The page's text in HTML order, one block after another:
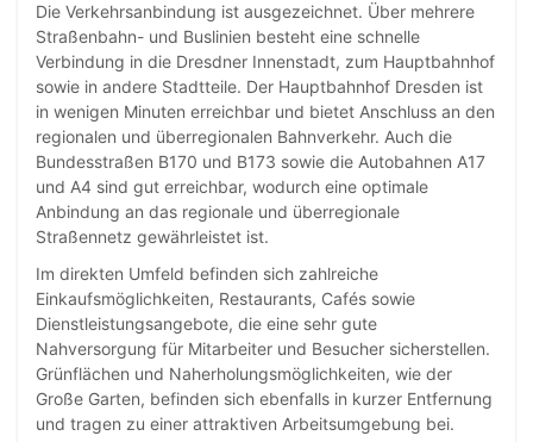
Die Verkehrsanbindung ist ausgezeichnet. Über mehrere
Straßenbahn- und Buslinien besteht eine schnelle
Verbindung in die Dresdner Innenstadt, zum Hauptbahnhof
sowie in andere Stadtteile. Der Hauptbahnhof Dresden ist
in wenigen Minuten erreichbar und bietet Anschluss an den
regionalen und überregionalen Bahnverkehr. Auch die
Bundesstraßen B170 und B173 sowie die Autobahnen A17
und A4 sind gut erreichbar, wodurch eine optimale
Anbindung an das regionale und überregionale
Straßennetz gewährleistet ist.
Im direkten Umfeld befinden sich zahlreiche
Einkaufsmöglichkeiten, Restaurants, Cafés sowie
Dienstleistungsangebote, die eine sehr gute
Nahversorgung für Mitarbeiter und Besucher sicherstellen.
Grünflächen und Naherholungsmöglichkeiten, wie der
Große Garten, befinden sich ebenfalls in kurzer Entfernung
und tragen zu einer attraktiven Arbeitsumgebung bei.